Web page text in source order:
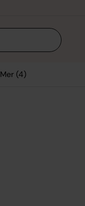
Mer (4)